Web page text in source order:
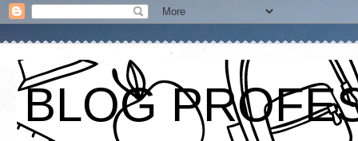
BLOG